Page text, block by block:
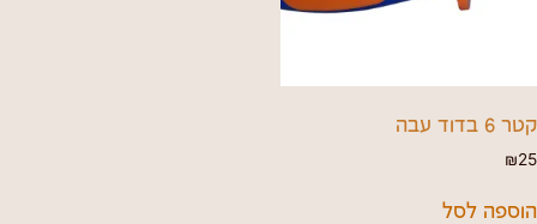
קטר 6 בדוד עבה
₪25
הוספה לסל